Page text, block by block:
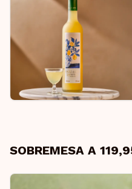
SOBREMESA A